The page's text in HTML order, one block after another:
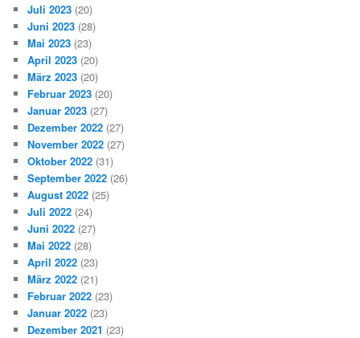
Juli 2023 (20)
Juni 2023 (28)
Mai 2023 (23)
April 2023 (20)
März 2023 (20)
Februar 2023 (20)
Januar 2023 (27)
Dezember 2022 (27)
November 2022 (27)
Oktober 2022 (31)
September 2022 (26)
August 2022 (25)
Juli 2022 (24)
Juni 2022 (27)
Mai 2022 (28)
April 2022 (23)
März 2022 (21)
Februar 2022 (23)
Januar 2022 (23)
Dezember 2021 (23)